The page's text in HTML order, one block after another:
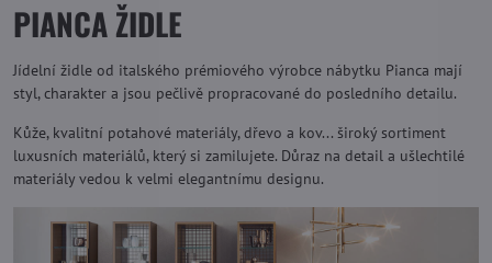
PIANCA ŽIDLE
Jídelní židle od italského prémiového výrobce nábytku Pianca mají
styl, charakter a jsou pečlivě propracované do posledního detailu.
Kůže, kvalitní potahové materiály, dřevo a kov... široký sortiment
luxusních materiálů, který si zamilujete. Důraz na detail a ušlechtilé
materiály vedou k velmi elegantnímu designu.